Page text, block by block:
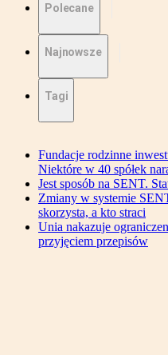
Polecane
Najnowsze
Tagi
Fundacje rodzinne
Niektóre w 40 spółek
Jest sposób na SENT.
Zmiany w systemie
skorzysta, a kto straci
Unia nakazuje
przyjęciem przepisów